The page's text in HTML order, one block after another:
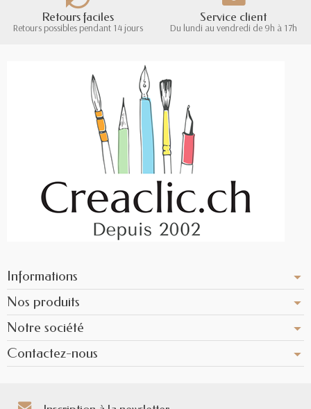
Retours faciles
Retours possibles pendant 14 jours
Service client
Du lundi au vendredi de 9h à 17h
Informations
Nos produits
Notre société
Contactez-nous